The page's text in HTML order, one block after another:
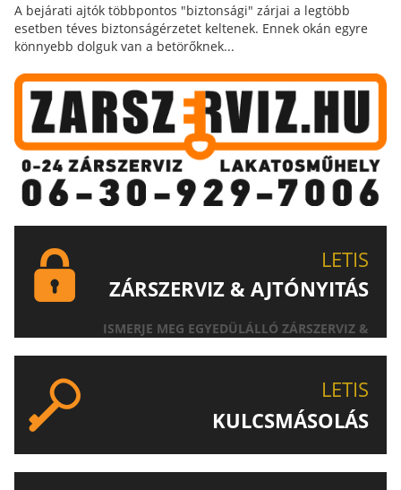
A bejárati ajtók többpontos "biztonsági" zárjai a legtöbb
esetben téves biztonságérzetet keltenek. Ennek okán egyre
könnyebb dolguk van a betörőknek...
LETIS
ZÁRSZERVIZ & AJTÓNYITÁS
ISMERJE MEG EGYEDÜLÁLLÓ ZÁRSZERVIZ &
LETIS
KULCSMÁSOLÁS